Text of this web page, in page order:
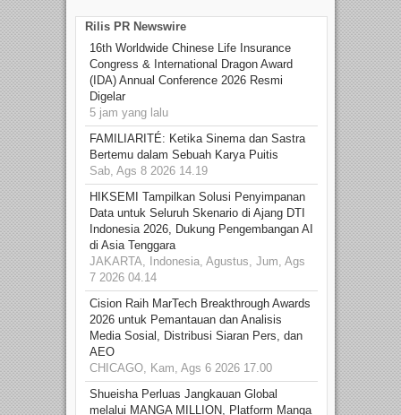
Rilis PR Newswire
16th Worldwide Chinese Life Insurance
Congress & International Dragon Award
(IDA) Annual Conference 2026 Resmi
Digelar
5 jam yang lalu
FAMILIARITÉ: Ketika Sinema dan Sastra
Bertemu dalam Sebuah Karya Puitis
Sab, Ags 8 2026 14.19
HIKSEMI Tampilkan Solusi Penyimpanan
Data untuk Seluruh Skenario di Ajang DTI
Indonesia 2026, Dukung Pengembangan AI
di Asia Tenggara
JAKARTA, Indonesia, Agustus, Jum, Ags
7 2026 04.14
Cision Raih MarTech Breakthrough Awards
2026 untuk Pemantauan dan Analisis
Media Sosial, Distribusi Siaran Pers, dan
AEO
CHICAGO, Kam, Ags 6 2026 17.00
Shueisha Perluas Jangkauan Global
melalui MANGA MILLION, Platform Manga